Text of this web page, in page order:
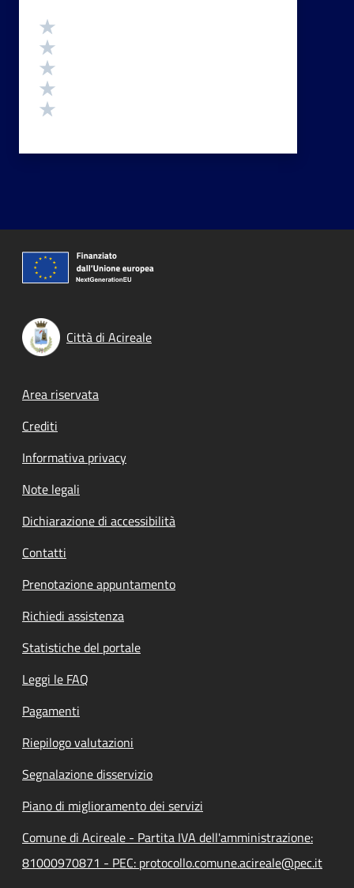
Valutazione
Città di Acireale
Footer menu
Area riservata
Crediti
Informativa privacy
Note legali
Dichiarazione di accessibilità
Contatti
Prenotazione appuntamento
Richiedi assistenza
Statistiche del portale
Leggi le FAQ
Pagamenti
Riepilogo valutazioni
Segnalazione disservizio
Piano di miglioramento dei servizi
Comune di Acireale - Partita IVA dell'amministrazione:
81000970871 - PEC: protocollo.comune.acireale@pec.it